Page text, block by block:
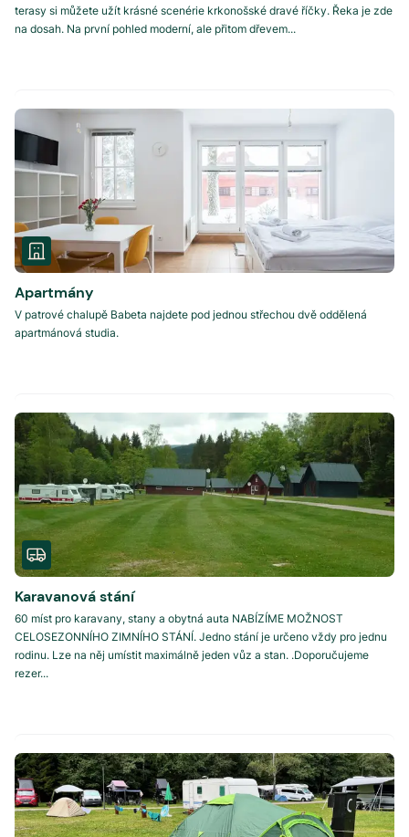
terasy si můžete užít krásné scenérie krkonošské dravé říčky. Řeka je zde
na dosah. Na první pohled moderní, ale přitom dřevem...
Apartmány
V patrové chalupě Babeta najdete pod jednou střechou dvě oddělená
apartmánová studia.
Karavanová stání
60 míst pro karavany, stany a obytná auta NABÍZÍME MOŽNOST
CELOSEZONNÍHO ZIMNÍHO STÁNÍ. Jedno stání je určeno vždy pro jednu
rodinu. Lze na něj umístit maximálně jeden vůz a stan. .Doporučujeme
rezer...